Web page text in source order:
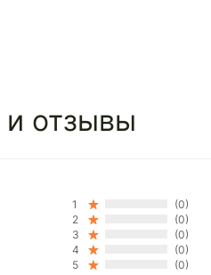
и отзывы
1
(0)
2
(0)
3
(0)
4
(0)
5
(0)